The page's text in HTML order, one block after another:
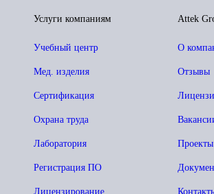
Attek
О
Отзывы
Проекты
Услуги компаниям
Учебный центр
Мед. изделия
Сертификация
Охрана труда
Лаборатория
Регистрация ПО
Лицензирование